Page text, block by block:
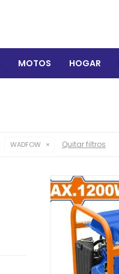
MOTOS HOGAR
WADFOW Quitar filtros